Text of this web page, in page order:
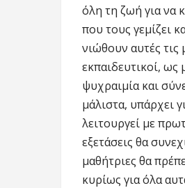
όλη τη ζωή για να
που τους γεμίζει
νιώθουν αυτές τις
εκπαιδευτικοί, ως
ψυχραιμία και
μάλιστα, υπάρχει
λειτουργεί με
εξετάσεις θα
μαθήτριες θα
κυρίως για όλα